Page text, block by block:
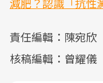
責任編輯：陳宛欣
核稿編輯：曾耀儀